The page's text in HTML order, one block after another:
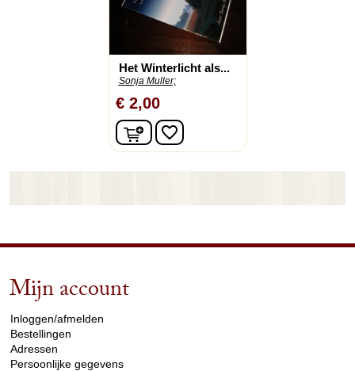
Het Winterlicht als...
Sonja Muller;
€ 2,00
In winkelwagen
favorite_border
Mijn account
Inloggen/afmelden
Bestellingen
Adressen
Persoonlijke gegevens